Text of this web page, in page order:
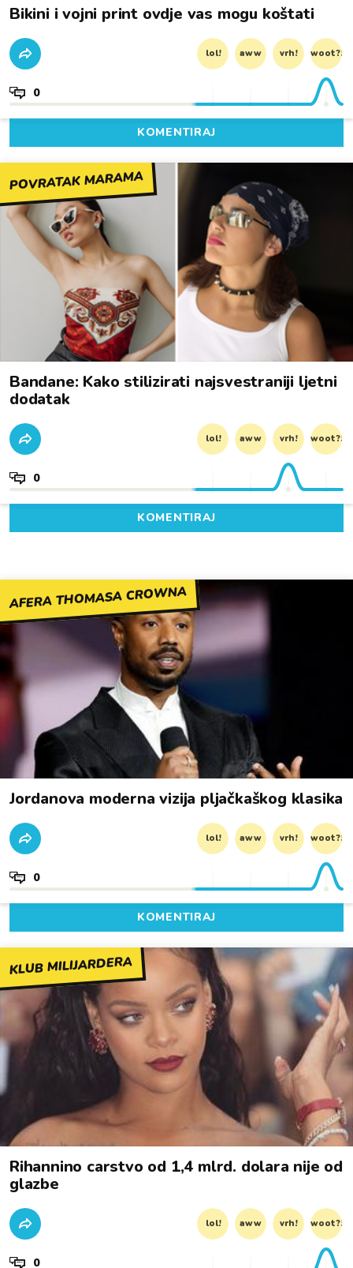
Bikini i vojni print ovdje vas mogu koštati
lol! aww vrh! woot?!
0
KOMENTIRAJ
POVRATAK MARAMA
Bandane: Kako stilizirati najsvestraniji ljetni
dodatak
lol! aww vrh! woot?!
0
KOMENTIRAJ
AFERA THOMASA CROWNA
Jordanova moderna vizija pljačkaškog klasika
lol! aww vrh! woot?!
0
KOMENTIRAJ
KLUB MILIJARDERA
Rihannino carstvo od 1,4 mlrd. dolara nije od
glazbe
lol! aww vrh! woot?!
0